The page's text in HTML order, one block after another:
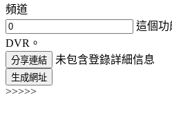
頻道
這個功
DVR。
分享連結 未包含登錄詳細信息
生成網址
>>>>>